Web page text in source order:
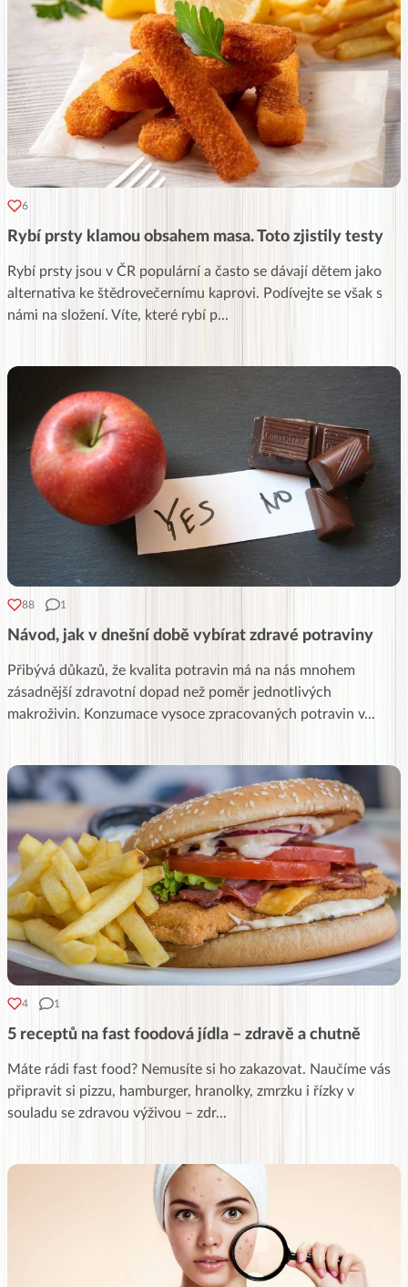
6
Rybí prsty klamou obsahem masa. Toto zjistily testy
Rybí prsty jsou v ČR populární a často se dávají dětem jako
alternativa ke štědrovečernímu kaprovi. Podívejte se však s
námi na složení. Víte, které rybí p...
88 1
Návod, jak v dnešní době vybírat zdravé potraviny
Přibývá důkazů, že kvalita potravin má na nás mnohem
zásadnější zdravotní dopad než poměr jednotlivých
makroživin. Konzumace vysoce zpracovaných potravin v...
4 1
5 receptů na fast foodová jídla – zdravě a chutně
Máte rádi fast food? Nemusíte si ho zakazovat. Naučíme vás
připravit si pizzu, hamburger, hranolky, zmrzku i řízky v
souladu se zdravou výživou – zdr...